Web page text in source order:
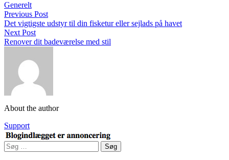
Generelt
Previous Post
Det vigtigste udstyr til din fisketur eller sejlads på havet
Next Post
Renover dit badeværelse med stil
About the author
Support
Søg
efter: